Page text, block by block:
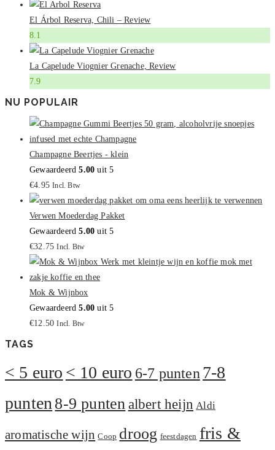
El Árbol Reserva, Chili – Review
8.1
La Capelude Viognier Grenache, Review
7.9
NU POPULAIR
Champagne Beertjes - klein
Gewaardeerd5.00 uit 5
€4.95 Incl. Btw
Verwen Moederdag Pakket
Gewaardeerd5.00 uit 5
€32.75 Incl. Btw
Mok & Wijnbox
Gewaardeerd5.00 uit 5
€12.50 Incl. Btw
TAGS
< 5 euro < 10 euro 6-7 punten7-8
punten8-9 puntenalbert heijn Aldi
aromatische wijn Coop droog feestdagen fris &